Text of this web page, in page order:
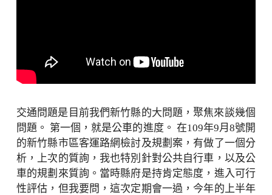
交通問題是目前我們新竹縣的大問題，聚焦來談幾個
問題。 第一個，就是公車的進度。 在109年9月8號開
的新竹縣市區客運路網檢討及規劃案，有做了一個分
析，上次的質詢，我也特別針對公共自行車，以及公
車的規劃來質詢。當時縣府是持肯定態度，進入可行
性評估，但我要問，這次定期會一過，今年的上半年